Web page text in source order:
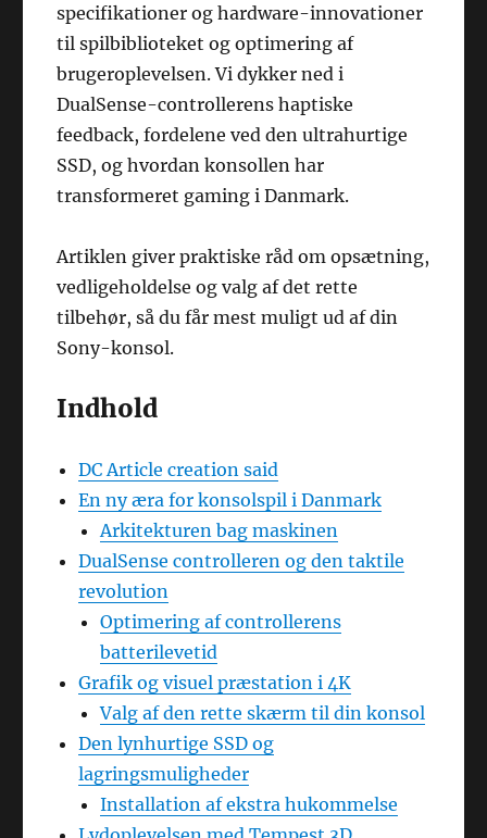
specifikationer og hardware-innovationer
til spilbiblioteket og optimering af
brugeroplevelsen. Vi dykker ned i
DualSense-controllerens haptiske
feedback, fordelene ved den ultrahurtige
SSD, og hvordan konsollen har
transformeret gaming i Danmark.
Artiklen giver praktiske råd om opsætning,
vedligeholdelse og valg af det rette
tilbehør, så du får mest muligt ud af din
Sony-konsol.
Indhold
DC Article creation said
En ny æra for konsolspil i Danmark
Arkitekturen bag maskinen
DualSense controlleren og den taktile
revolution
Optimering af controllerens
batterilevetid
Grafik og visuel præstation i 4K
Valg af den rette skærm til din konsol
Den lynhurtige SSD og
lagringsmuligheder
Installation af ekstra hukommelse